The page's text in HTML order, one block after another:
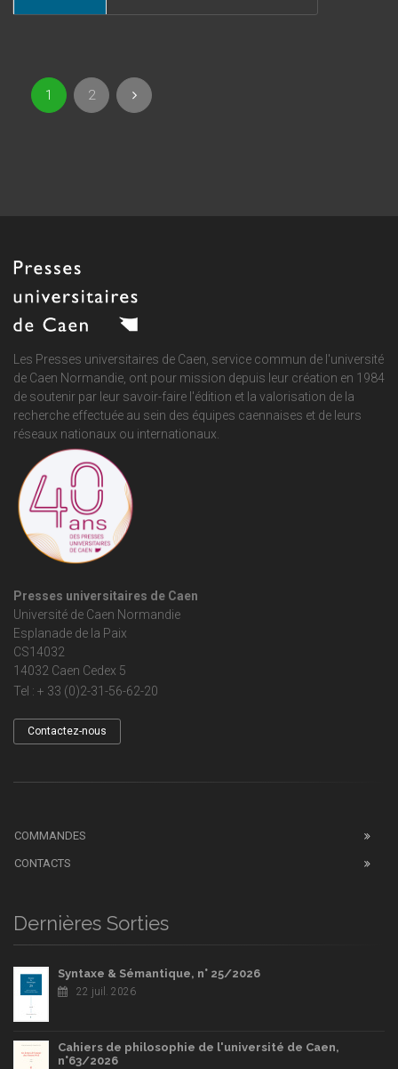
1 2
Les Presses universitaires de Caen, service commun de l'université
de Caen Normandie, ont pour mission depuis leur création en 1984
de soutenir par leur savoir-faire l'édition et la valorisation de la
recherche effectuée au sein des équipes caennaises et de leurs
réseaux nationaux ou internationaux.
Presses universitaires de Caen
Université de Caen Normandie
Esplanade de la Paix
CS14032
14032 Caen Cedex 5
Tel : + 33 (0)2-31-56-62-20
Contactez-nous
COMMANDES
CONTACTS
Dernières Sorties
Syntaxe & Sémantique, n° 25/2026
22 juil. 2026
Cahiers de philosophie de l'université de Caen,
n°63/2026